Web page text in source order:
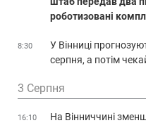
роботизовані
8:30
У Вінниці
серпня, а потім
3 Серпня
16:10
На Вінниччині